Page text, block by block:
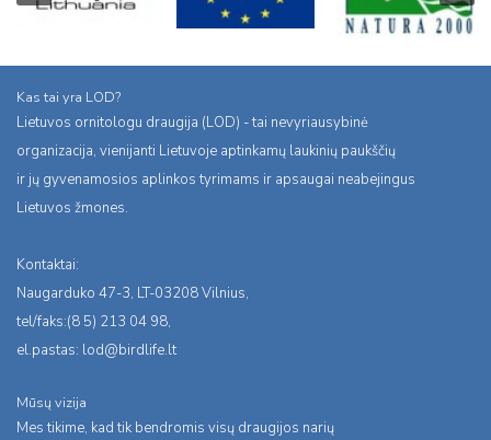
Kas tai yra LOD?
Lietuvos ornitologu draugija (LOD) - tai nevyriausybinė
organizacija, vienijanti Lietuvoje aptinkamų laukinių paukščių
ir jų gyvenamosios aplinkos tyrimams ir apsaugai neabejingus
Lietuvos žmones.
Kontaktai:
Naugarduko 47-3, LT-03208 Vilnius,
tel/faks:(8 5) 213 04 98,
el.pastas: lod@birdlife.lt
Mūsų vizija
Mes tikime, kad tik bendromis visų draugijos narių